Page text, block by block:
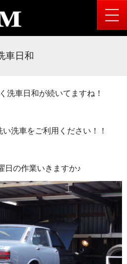
車日和
洗車日和が続いてますね！
洗車をご利用ください！！
日の作業いきますか♪